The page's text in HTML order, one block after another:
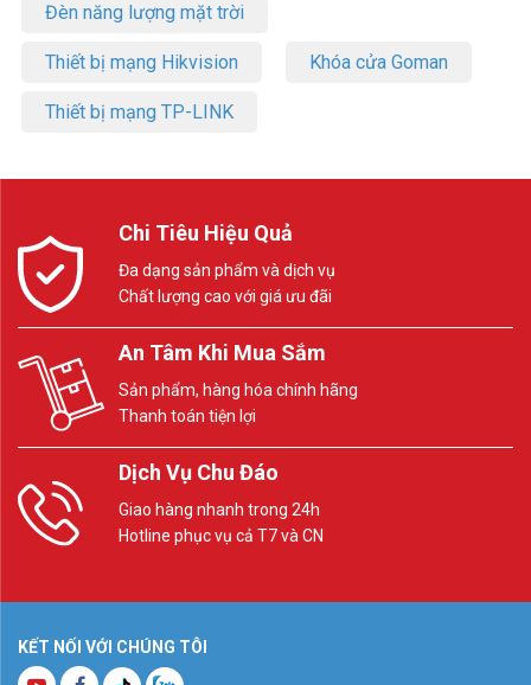
Đèn năng lượng mặt trời
Thiết bị mạng Hikvision Khóa cửa Goman
Thiết bị mạng TP-LINK
Chi Tiêu Hiệu Quả
Đa dạng sản phẩm và dịch vụ
Chất lượng cao với giá ưu đãi
An Tâm Khi Mua Sắm
Sản phẩm, hàng hóa chính hãng
Thanh toán tiện lợi
Dịch Vụ Chu Đáo
Giao hàng nhanh trong 24h
Hotline phục vụ cả T7 và CN
KẾT NỐI VỚI CHÚNG TÔI